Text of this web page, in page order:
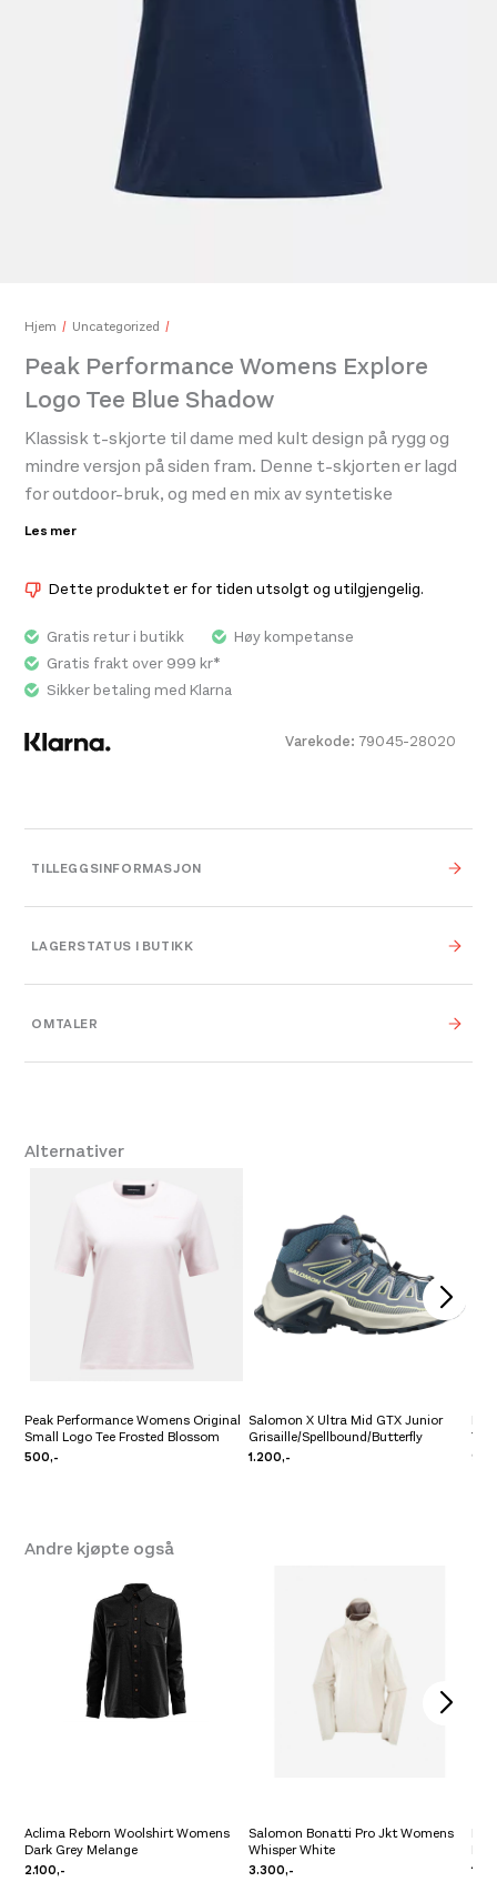
Peak Performance Womens Repel Upf Ls Tee Misty Lavender
Hjem Uncategorized
Peak Performance Womens Explore
Logo Tee Blue Shadow
Klassisk t-skjorte til dame med kult design på rygg og
mindre versjon på siden fram. Denne t-skjorten er lagd
for outdoor-bruk, og med en mix av syntetiske
materialer og bomull gir det en t-skjorte som takler
Dette produktet er for tiden utsolgt og utilgjengelig.
Varekode: 79045-28020
Les mer
Gratis retur i butikk
Høy kompetanse
Gratis frakt over 999 kr*
Sikker betaling med Klarna
TILLEGGSINFORMASJON
0,000 × 0,000 × 0,000
Størrelse XS,S,M,One Size
Farge
LAGERSTATUS I BUTIKK
Platou Bergen
Se butikkinformasjon
OMTALER
Alternativer
Peak Performance Womens Original
Small Logo Tee Frosted Blossom
500,-
Salomon X Ultra Mid GTX Junior
Grisaille/Spellbound/Butterfly
1.200,-
Pre
Andre kjøpte også
Aclima Reborn Woolshirt Womens
Dark Grey Melange
2.100,-
Salomon Bonatti Pro Jkt Womens
Whisper White
3.300,-
Pre